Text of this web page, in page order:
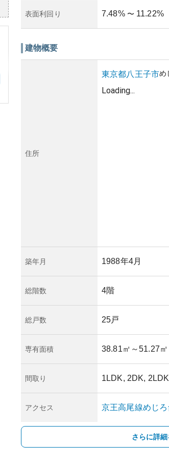
表面利回り 7.48% 〜 11.22%
建物概要
住所
東京都八王子市め
Loading...
築年月 1988年4月
総階数 4階
総戸数 25戸
専有面積 38.81㎡ ～51.27㎡
間取り 1LDK, 2DK,
アクセス 京王高尾線めじ
さらに詳